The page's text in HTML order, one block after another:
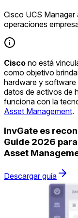
Cisco UCS
operaciones
Cisco no está
como objetivo
hardware y software
datos de activos de
funciona con la
Asset Management.
InvGate es
Guide 2026
Asset
Descargar guía